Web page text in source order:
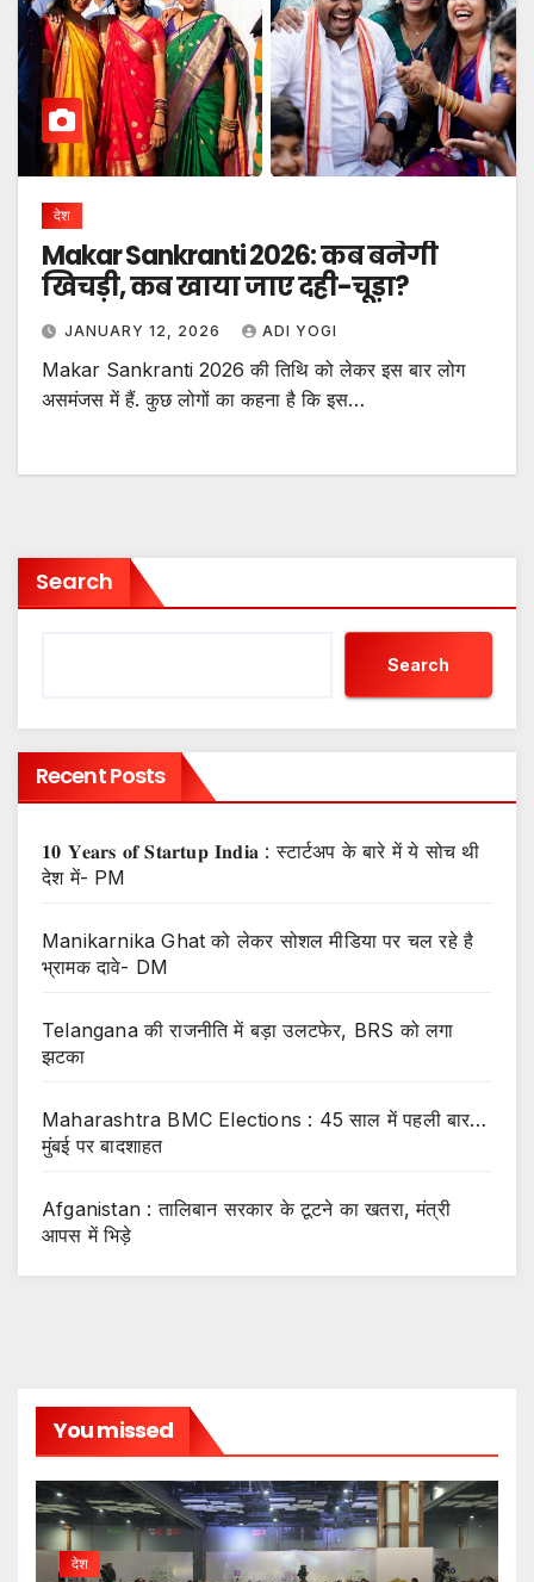
देश
Makar Sankranti 2026: कब बनेगी
खिचड़ी, कब खाया जाए दही-चूड़ा?
JANUARY 12, 2026 ADI YOGI
Makar Sankranti 2026 की तिथि को लेकर इस बार लोग
असमंजस में हैं. कुछ लोगों का कहना है कि इस…
Search
Search
Recent Posts
𝟏𝟎 𝐘𝐞𝐚𝐫𝐬 𝐨𝐟 𝐒𝐭𝐚𝐫𝐭𝐮𝐩 𝐈𝐧𝐝𝐢𝐚 : स्टार्टअप के बारे में ये सोच थी
देश में- PM
Manikarnika Ghat को लेकर सोशल मीडिया पर चल रहे है
भ्रामक दावे- DM
Telangana की राजनीति में बड़ा उलटफेर, BRS को लगा
झटका
Maharashtra BMC Elections : 45 साल में पहली बार…
मुंबई पर बादशाहत
Afganistan : तालिबान सरकार के टूटने का खतरा, मंत्री
आपस में भिड़े
You missed
देश